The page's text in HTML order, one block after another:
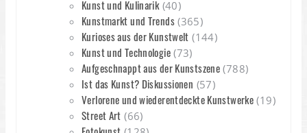
Kunst und Kulinarik(40)
Kunstmarkt und Trends(365)
Kurioses aus der Kunstwelt (144)
Kunst und Technologie(73)
Aufgeschnappt aus der Kunstszene (788)
Ist das Kunst? Diskussionen (57)
Verlorene und wiederentdeckte Kunstwerke (19)
Street Art (66)